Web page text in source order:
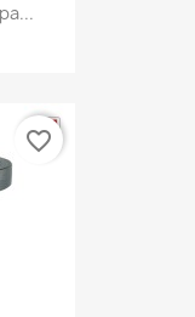
favorite_border